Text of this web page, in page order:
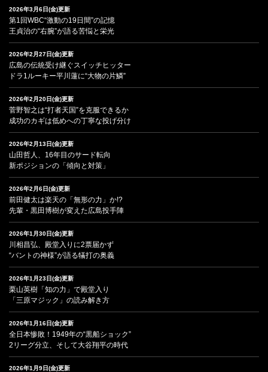
2026年3月6日(金)更新
第1回WBC“激動の19日間”の記憶
王貞治の“右腕”が語る苦悩と栄光
2026年2月27日(金)更新
広島の伝統受け継ぐスイッチヒッター
ドラ1ルーキー平川蓮に“大物の片鱗”
2026年2月20日(金)更新
菅野智之は“打者天国”を克服できるか
成功のカギは低めへの丁寧な投げ分け
2026年2月13日(金)更新
山田哲人、16年目のサード転向
新ポジションの「傾向と対策」
2026年2月6日(金)更新
前田健太は楽天の「無形の力」か!?
先輩・黒田博樹が変えた広島投手陣
2026年1月30日(金)更新
川相昌弘、殿堂入りに2票届かず
“バントの神様”が語る犠打の奥義
2026年1月23日(金)更新
栗山英樹「知の力」で殿堂入り
「三原マジック」の読み解き方
2026年1月16日(金)更新
全日本惨敗！1949年の“黒船ショック”
2リーグ分立、そして大谷翔平の時代
2026年1月9日(金)更新